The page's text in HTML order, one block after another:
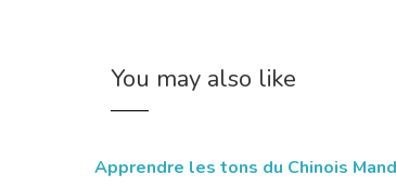
You may also like
Apprendre les tons du Chinois